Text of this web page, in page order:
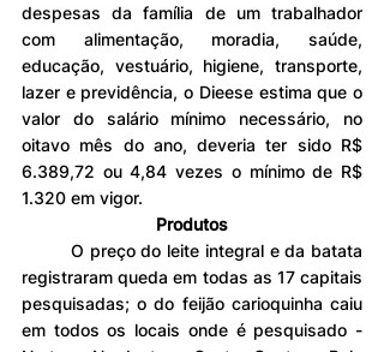
despesas da família de um trabalhador
com alimentação, moradia, saúde,
educação, vestuário, higiene, transporte,
lazer e previdência, o Dieese estima que o
valor do salário mínimo necessário, no
oitavo mês do ano, deveria ter sido R$
6.389,72 ou 4,84 vezes o mínimo de R$
1.320 em vigor.
Produtos
registraram queda em todas as 17 capitais
pesquisadas; o do feijão carioquinha caiu
em todos os locais onde é pesquisado -